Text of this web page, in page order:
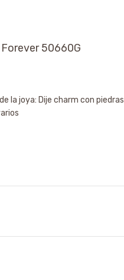
50660G
la joya: Dije charm con piedras